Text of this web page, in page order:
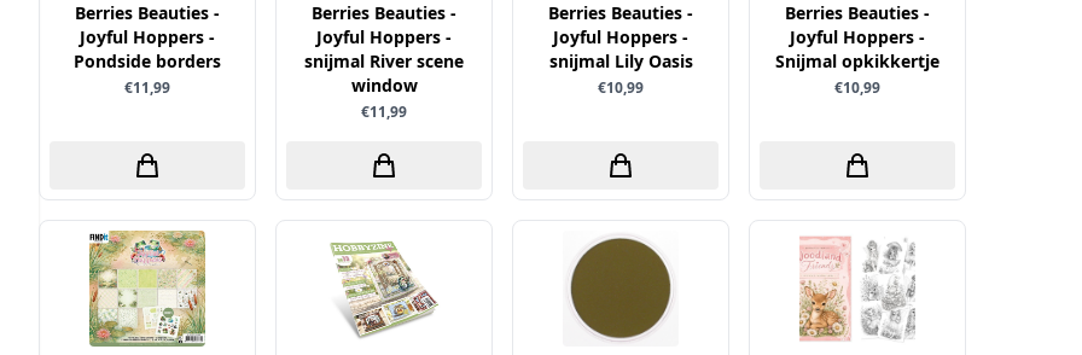
Berries Beauties -
Joyful Hoppers -
Pondside borders
€11,99
Berries Beauties -
Joyful Hoppers -
snijmal River scene
window
€11,99
Berries Beauties -
Joyful Hoppers -
snijmal Lily Oasis
€10,99
Berries Beauties -
Joyful Hoppers -
Snijmal opkikkertje
€10,99